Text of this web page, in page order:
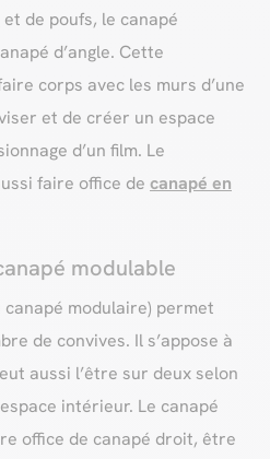
et de poufs, le canapé
d’angle. Cette
corps avec les murs d’une
et de créer un espace
d’un film. Le
faire office de canapé en
modulable
canapé modulaire) permet
de convives. Il s’appose à
aussi l’être sur deux selon
intérieur. Le canapé
office de canapé droit, être